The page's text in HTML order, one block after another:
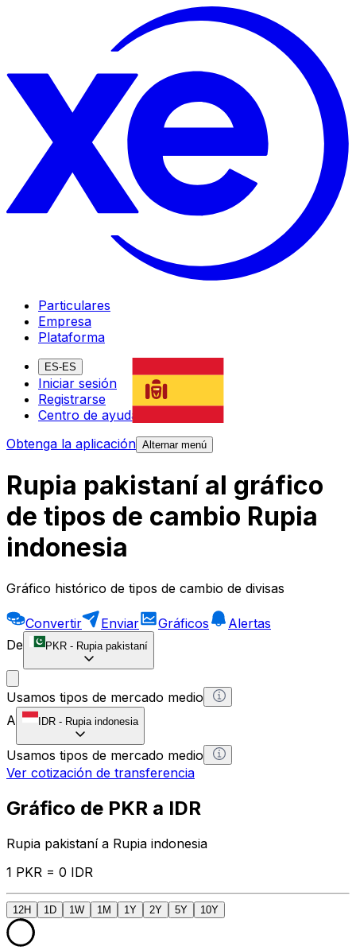
Particulares
Empresa
Plataforma
ES-ES
Iniciar sesión
Registrarse
Centro de ayuda
Obtenga la aplicación Alternar menú
Rupia pakistaní al gráfico
de tipos de cambio Rupia
indonesia
Gráfico histórico de tipos de cambio de divisas
Convertir Enviar Gráficos
Alertas
De
PKR - Rupia pakistaní
Usamos tipos de mercado medio
A
IDR - Rupia indonesia
Usamos tipos de mercado medio
Ver cotización de transferencia
Gráfico de PKR a IDR
Rupia pakistaní a Rupia indonesia
1 PKR = 0 IDR
12H 1D 1W 1M 1Y 2Y 5Y 10Y